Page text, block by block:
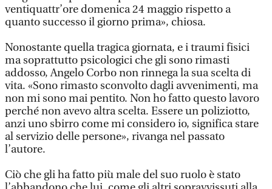
ventiquattr’ore domenica 24 maggio rispetto a
quanto successo il giorno prima», chiosa.
Nonostante quella tragica giornata, e i traumi fisici
ma soprattutto psicologici che gli sono rimasti
addosso, Angelo Corbo non rinnega la sua scelta di
vita. «Sono rimasto sconvolto dagli avvenimenti, ma
non mi sono mai pentito. Non ho fatto questo lavoro
perché non avevo altra scelta. Essere un poliziotto,
anzi uno sbirro come mi considero io, significa stare
al servizio delle persone», rivanga nel passato
l’autore.
Ciò che gli ha fatto più male del suo ruolo è stato